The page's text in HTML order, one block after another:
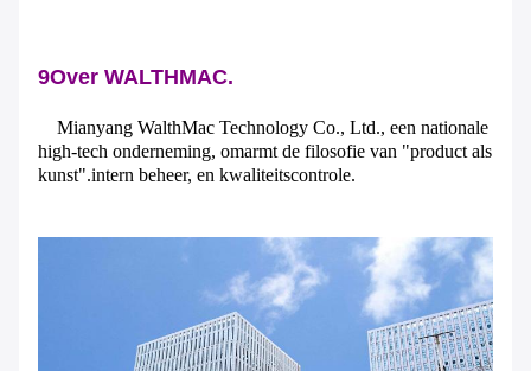
9Over WALTHMAC.
Mianyang WalthMac Technology Co., Ltd., een nationale
high-tech onderneming, omarmt de filosofie van "product als
kunst".intern beheer, en kwaliteitscontrole.